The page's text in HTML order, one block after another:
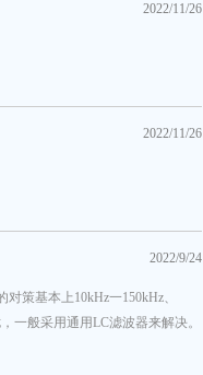
2022/11/26
2022/11/26
2022/9/24
策基本上10kHz一150kHz、
一般采用通用LC滤波器来解决。